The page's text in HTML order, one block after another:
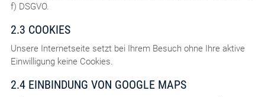
f) DSGVO.
2.3 COOKIES
Unsere Internetseite setzt bei Ihrem Besuch ohne Ihre aktive
Einwilligung keine Cookies.
2.4 EINBINDUNG VON GOOGLE MAPS